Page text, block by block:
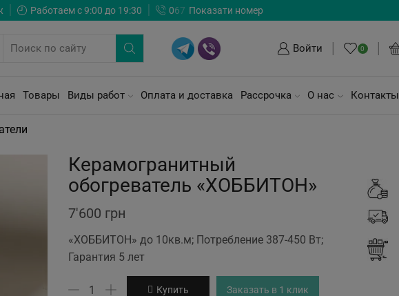
Работаем с 9:00 до 19:30 067 Показати номер
Войти 0
Товары Виды работ Оплата и доставка Рассрочка О нас Контакты
Керамогранитный
обогреватель «ХОББИТОН»
7'600 грн
«ХОББИТОН» до 10кв.м; Потребление 387-450 Вт;
Гарантия 5 лет
Количество
Купить Заказать в 1 клик